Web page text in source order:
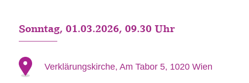
Sonntag, 01.03.2026, 09.30 Uhr
Verklärungskirche, Am Tabor 5, 1020 Wien